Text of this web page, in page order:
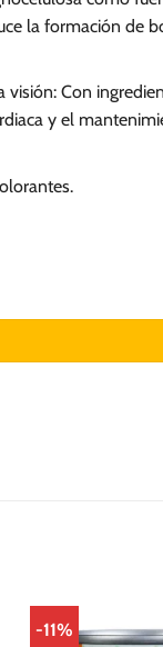
la formación de
visión: Con
y el
-11%